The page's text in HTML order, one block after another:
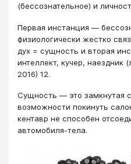
(бессознательное) и
Первая инстанция ―
физиологически жестко
дух = сущность и вторая
интеллект, кучер, наездник
2016) 12.
Сущность ― это замкнутая
возможности покинуть
кентавр не способен
автомобиля-тела.